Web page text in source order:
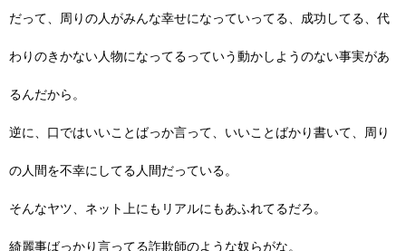
だって、周りの人がみんな幸せになっていってる、成功してる、代
わりのきかない人物になってるっていう動かしようのない事実があ
るんだから。
逆に、口ではいいことばっか言って、いいことばかり書いて、周り
の人間を不幸にしてる人間だっている。
そんなヤツ、ネット上にもリアルにもあふれてるだろ。
綺麗事ばっかり言ってる詐欺師のような奴らがな。